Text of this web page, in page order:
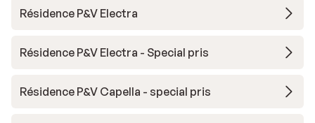
Résidence P&V Electra
Résidence P&V Electra - Special pris
Résidence P&V Capella - special pris